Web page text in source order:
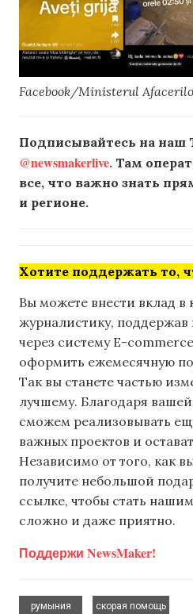
Facebook/Ministerul
Подписывайтесь на наш
@newsmakerlive. Там
все, что важно знать
и регионе.
Хотите поддержать то,
Вы можете внести вклад в
журналистику, поддержав
через систему E-
оформить ежемесячную
Так вы станете частью
лучшему. Благодаря
сможем реализовывать
важных проектов и
Независимо от того, как
получите небольшой
ссылке, чтобы стать
сложно и даже приятно.
Поддержи NewsMaker!
румыния
скорая помощь